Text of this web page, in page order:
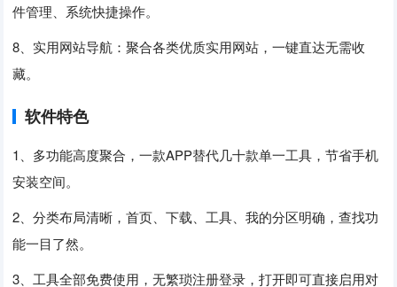
件管理、系统快捷操作。
8、实用网站导航：聚合各类优质实用网站，一键直达无需收
藏。
软件特色
1、多功能高度聚合，一款APP替代几十款单一工具，节省手机
安装空间。
2、分类布局清晰，首页、下载、工具、我的分区明确，查找功
能一目了然。
3、工具全部免费使用，无繁琐注册登录，打开即可直接启用对